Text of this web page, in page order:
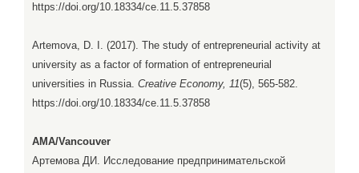
https://doi.org/10.18334/ce.11.5.37858
Artemova, D. I. (2017). The study of entrepreneurial activity at
university as a factor of formation of entrepreneurial
universities in Russia. Creative Economy, 11(5), 565-582.
https://doi.org/10.18334/ce.11.5.37858
AMA/Vancouver
Артемова ДИ. Исследование предпринимательской